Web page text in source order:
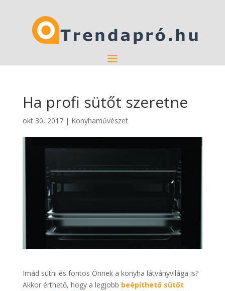
Ha profi sütőt szeretne
okt 30, 2017| Konyhaművészet
Imád sütni és fontos Önnek a konyha látványvilága is?
Akkor érthető, hogy a legjobb beépíthető sütőt